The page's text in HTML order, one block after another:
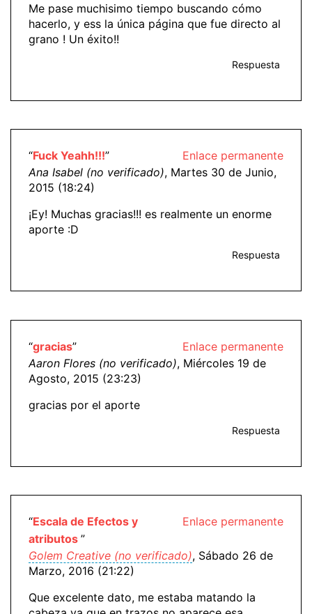
Me pase muchisimo tiempo buscando cómo
hacerlo, y ess la única página que fue directo al
grano ! Un éxito!!
Respuesta
Enlace permanente
“Fuck Yeahh!!!”
Ana Isabel (no verificado), Martes 30 de Junio,
2015 (18:24)
¡Ey! Muchas gracias!!! es realmente un enorme
aporte :D
Respuesta
Enlace permanente
“gracias”
Aaron Flores (no verificado), Miércoles 19 de
Agosto, 2015 (23:23)
gracias por el aporte
Respuesta
Enlace permanente
“Escala de Efectos y
atributos ”
Golem Creative (no verificado), Sábado 26 de
Marzo, 2016 (21:22)
Que excelente dato, me estaba matando la